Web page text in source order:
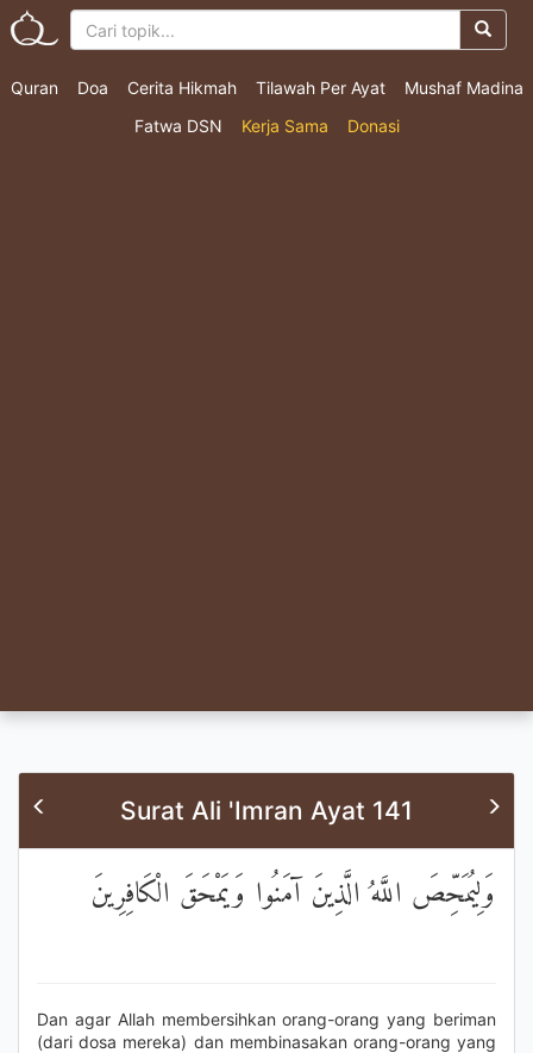
Quran Doa Cerita Hikmah Tilawah Per Ayat
Mushaf Madina
Fatwa DSN
Kerja Sama Donasi
Surat Ali 'Imran Ayat 141
وَلِيُمَحِّصَ اللَّهُ الَّذِينَ آمَنُوا وَيَمْحَقَ الْكَافِرِينَ
Dan agar Allah membersihkan orang-orang yang beriman
(dari dosa mereka) dan membinasakan orang-orang yang